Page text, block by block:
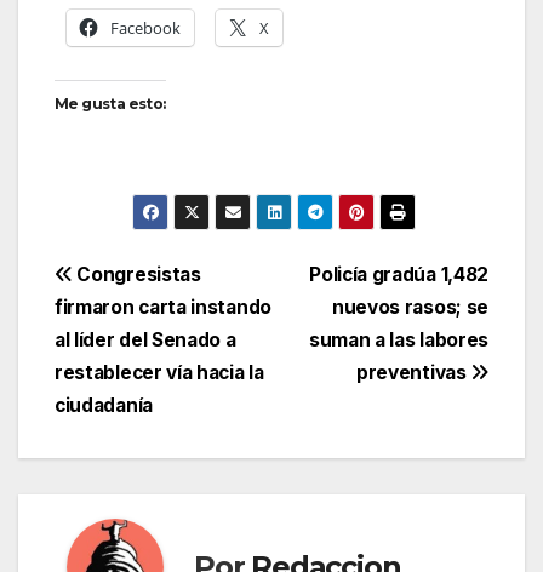
Facebook X
Me gusta esto:
Navegación
de
entradas
Policía gradúa 1,482
nuevos rasos; se
suman a las labores
preventivas
Congresistas
firmaron carta instando
al líder del Senado a
restablecer vía hacia la
ciudadanía